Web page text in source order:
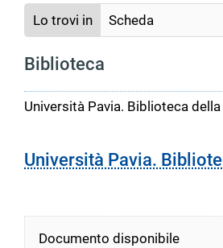
documento
Lo trovi in Scheda
Biblioteca
Università Pavia. Biblioteca
Università Pavia.
Documento disponibile